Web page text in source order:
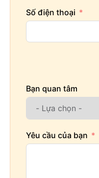
Số điện thoại
Bạn quan tâm
Yêu cầu của bạn